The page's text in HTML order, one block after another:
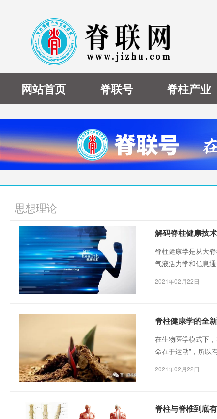
网站首页 脊联号 脊柱产业
思想理论
解码脊柱健康技
脊柱健康学是从大
气液活力学和信息
2021年02月22日
脊柱健康学的全
在生物医学模式下
命在于运动”，所以
2021年02月22日
脊柱与脊椎到底